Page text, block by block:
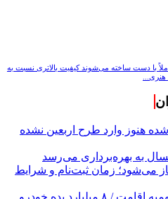
با دست ساخته می‌شوند کیفیت بالاتری نسبت به
شده هنوز وارد طرح اربعین نشده
به بهره‌برداری می‌رسد
می‌شود؛ زمان ثبت‌نام و شرایط
کاسبی خارج‌نشین‌ها با سهمیه اقامت / ۸ میلیارد بده خودرو